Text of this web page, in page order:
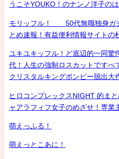
うこそYOUKO！のナンノ洋子の
モリッフル！ 50代無職独身ガ
とめ速報！有益便利情報サイト
ユキユキッフル！ど底辺的一同驚
代！人生の強制ロスカットですべ
クリスタルキングボンビー脱出大
ヒロコンプレックスNIGHT 的ま
ャアラフィフ女子のめざせ！専業
萌えっふる！
萌えっとこあに！